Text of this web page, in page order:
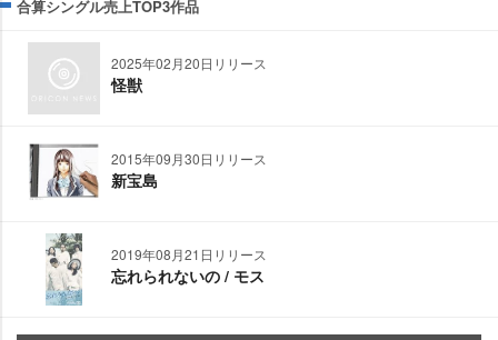
合算シングル売上TOP3作品
2025年02月20日リリース
怪獣
2015年09月30日リリース
新宝島
2019年08月21日リリース
忘れられないの / モス